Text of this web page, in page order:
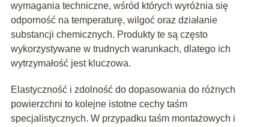
wymagania techniczne, wśród których wyróżnia się
odporność na temperaturę, wilgoć oraz działanie
substancji chemicznych. Produkty te są często
wykorzystywane w trudnych warunkach, dlatego ich
wytrzymałość jest kluczowa.
Elastyczność i zdolność do dopasowania do różnych
powierzchni to kolejne istotne cechy taśm
specjalistycznych. W przypadku taśm montażowych i